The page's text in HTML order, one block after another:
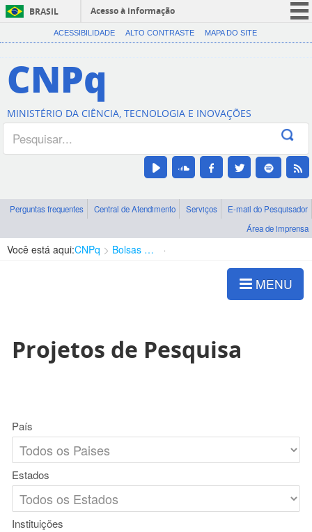
BRASIL
Acesso à informação
CORONAVÍRUS (COVID-19)
Canais
ACESSIBILIDADE ALTO CONTRASTE MAPA DO SITE
CNPq
MINISTÉRIO DA CIÊNCIA, TECNOLOGIA E INOVAÇÕES
Perguntas frequentes Central de Atendimento Serviços
E-mail do Pesquisador
Área de imprensa
Você está aqui:CNPq Bolsas e Auxílios Vigentes
MENU
Projetos de Pesquisa
País
Estados
Instituições